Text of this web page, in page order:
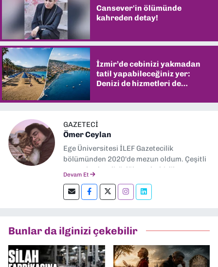
Cansever'in ölümünde
kahreden detay!
İzmir’de cebinizi yakmadan
tatil yapabileceğiniz yer:
Denizi de hizmetleri de
GAZETECİ
Ömer Ceylan
Ege Üniversitesi İLEF Gazetecilik
bölümünden 2020'de mezun oldum. Çeşitli
gazetelerde editörlük, muhabirlik yaptım.
editörlük yapıyorum.
Devam Et
Bunlar da ilginizi çekebilir